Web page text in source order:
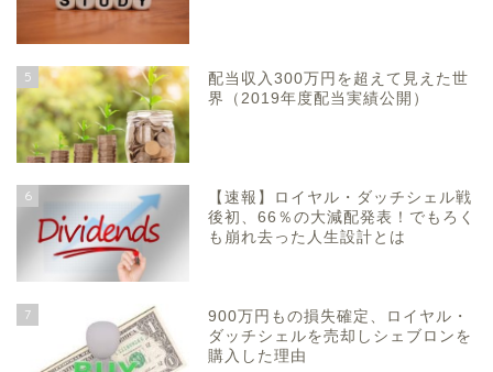
5
配当収入300万円を超えて見えた世
界（2019年度配当実績公開）
6
【速報】ロイヤル・ダッチシェル戦
後初、66％の大減配発表！でもろく
も崩れ去った人生設計とは
7
900万円もの損失確定、ロイヤル・
ダッチシェルを売却しシェブロンを
購入した理由